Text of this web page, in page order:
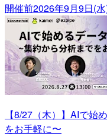
開催前2026年9月9日(
【8/27（木）】AIで始
をお手軽に〜